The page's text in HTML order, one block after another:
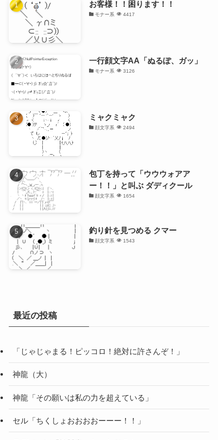
お客様！！困ります！！
モナー系 4417
一行顔文字AA「ぬるぽ、ガッ」
モナー系 3126
ミャクミャク
顔文字系 2494
包丁を持って「ウウウォアア
ー！！」と叫ぶ ダディクール
顔文字系 1654
釣り針を見つめる クマー
顔文字系 1543
最近の投稿
「じゃじゃまる！ピッコロ！絶対に許さんぞ！」
神龍（大）
神龍「その願いは私の力を超えている」
セル「ちくしょおおおおーーー！！」